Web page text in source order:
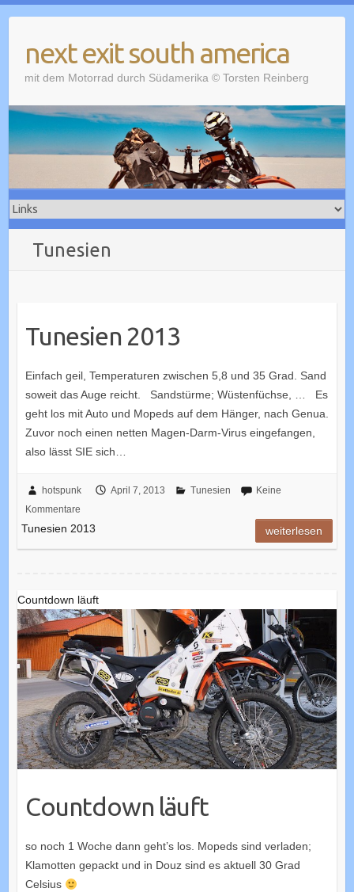
contentnext exit south america
mit dem Motorrad durch Südamerika © Torsten Reinberg
Tunesien
Tunesien 2013
Einfach geil, Temperaturen zwischen 5,8 und 35 Grad. Sand
soweit das Auge reicht. Sandstürme; Wüstenfüchse, … Es
geht los mit Auto und Mopeds auf dem Hänger, nach Genua.
Zuvor noch einen netten Magen-Darm-Virus eingefangen,
also lässt SIE sich…
hotspunk April 7, 2013 Tunesien
Keine
Kommentare
Tunesien 2013 weiterlesen
Countdown läuft
Countdown läuft
so noch 1 Woche dann geht’s los. Mopeds sind verladen;
Klamotten gepackt und in Douz sind es aktuell 30 Grad
Celsius